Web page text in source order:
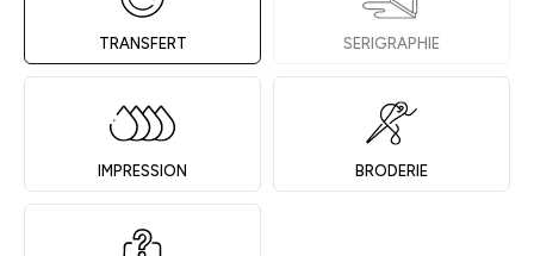
TRANSFERT SERIGRAPHIE
IMPRESSION BRODERIE